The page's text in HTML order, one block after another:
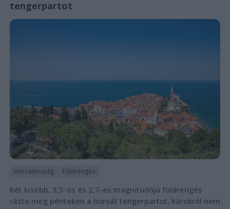
tengerpartot
Horvátország Földrengés
Két kisebb, 3,5-ös és 2,7-es magnitúdójú földrengés
rázta meg pénteken a horvát tengerpartot, károkról nem